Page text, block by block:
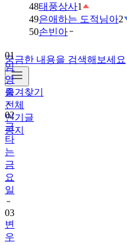
48태풍상사1
49은애하는 도적님아2
50손빈아
궁금한 내용을 검색해보세요
즐겨찾기
전체
인기글
공지
01
임
영
웅
02
금
타
는
금
요
일
03
변
우